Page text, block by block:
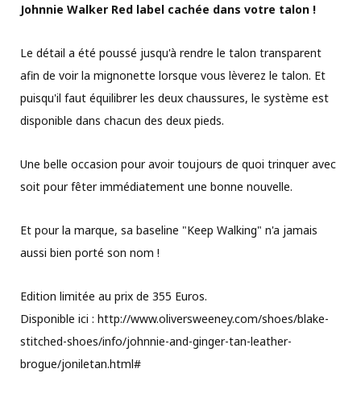
Johnnie Walker Red label cachée dans votre talon !
Le détail a été poussé jusqu'à rendre le talon transparent
afin de voir la mignonette lorsque vous lèverez le talon. Et
puisqu'il faut équilibrer les deux chaussures, le système est
disponible dans chacun des deux pieds.
Une belle occasion pour avoir toujours de quoi trinquer avec
soit pour fêter immédiatement une bonne nouvelle.
Et pour la marque, sa baseline "Keep Walking" n'a jamais
aussi bien porté son nom !
Edition limitée au prix de 355 Euros.
Disponible ici : http://www.oliversweeney.com/shoes/blake-
stitched-shoes/info/johnnie-and-ginger-tan-leather-
brogue/joniletan.html#